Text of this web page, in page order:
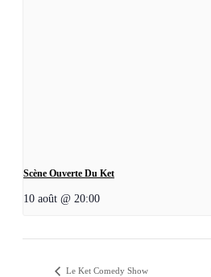
Scène Ouverte Du Ket
10 août @ 20:00
Le Ket Comedy Show